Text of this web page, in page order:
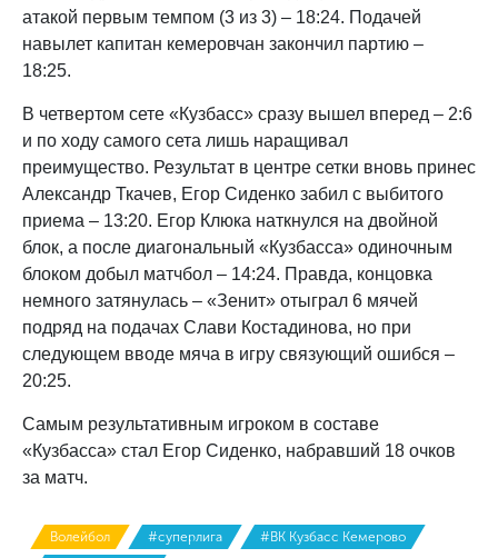
атакой первым темпом (3 из 3) – 18:24. Подачей
навылет капитан кемеровчан закончил партию –
18:25.
В четвертом сете «Кузбасс» сразу вышел вперед – 2:6
и по ходу самого сета лишь наращивал
преимущество. Результат в центре сетки вновь принес
Александр Ткачев, Егор Сиденко забил с выбитого
приема – 13:20. Егор Клюка наткнулся на двойной
блок, а после диагональный «Кузбасса» одиночным
блоком добыл матчбол – 14:24. Правда, концовка
немного затянулась – «Зенит» отыграл 6 мячей
подряд на подачах Слави Костадинова, но при
следующем вводе мяча в игру связующий ошибся –
20:25.
Самым результативным игроком в составе
«Кузбасса» стал Егор Сиденко, набравший 18 очков
за матч.
Волейбол #суперлига
#ВК Кузбасс Кемерово